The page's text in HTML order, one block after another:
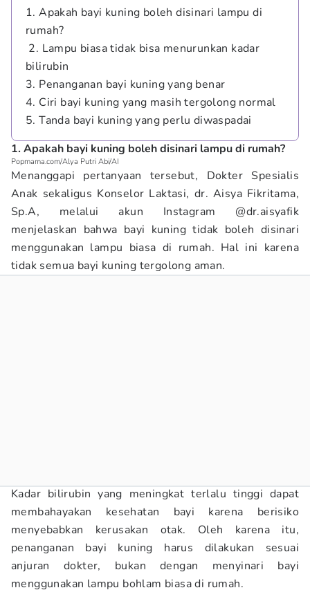
1. Apakah bayi kuning boleh disinari lampu di
rumah?
2. Lampu biasa tidak bisa menurunkan kadar
bilirubin
3. Penanganan bayi kuning yang benar
4. Ciri bayi kuning yang masih tergolong normal
5. Tanda bayi kuning yang perlu diwaspadai
1. Apakah bayi kuning boleh disinari lampu di rumah?
Popmama.com/Alya Putri Abi/AI
Menanggapi pertanyaan tersebut, Dokter Spesialis
Anak sekaligus Konselor Laktasi, dr. Aisya Fikritama,
Sp.A, melalui akun Instagram @dr.aisyafik
menjelaskan bahwa bayi kuning tidak boleh disinari
menggunakan lampu biasa di rumah. Hal ini karena
tidak semua bayi kuning tergolong aman.
Kadar bilirubin yang meningkat terlalu tinggi dapat
membahayakan kesehatan bayi karena berisiko
menyebabkan kerusakan otak. Oleh karena itu,
penanganan bayi kuning harus dilakukan sesuai
anjuran dokter, bukan dengan menyinari bayi
menggunakan lampu bohlam biasa di rumah.